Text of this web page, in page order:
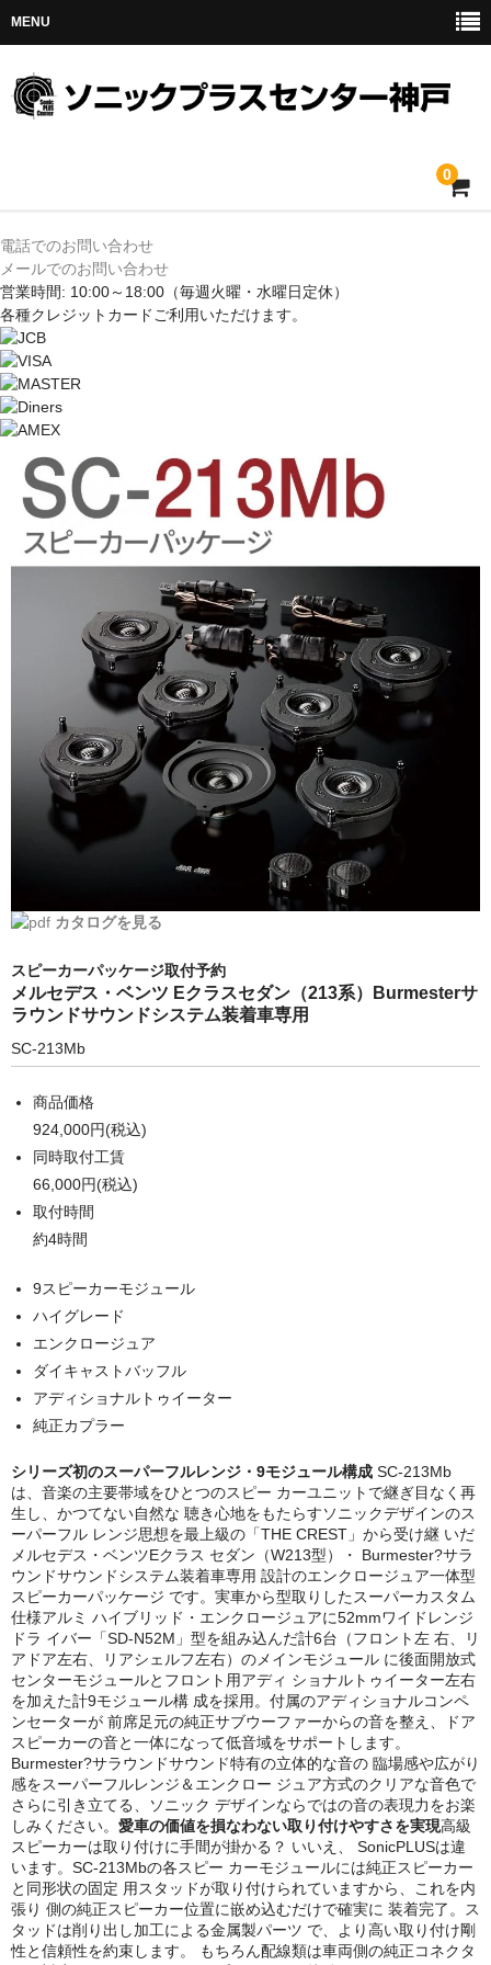
MENU
0
ホーム
メルセデス
BMW
MINI
アウディ
トヨタ
日産
スバル
お問い合わせ
電話でのお問い合わせ
メールでのお問い合わせ
営業時間: 10:00～18:00 （毎週火曜・水曜日定休）
各種クレジットカードご利用いただけます。
カタログを見る
スピーカーパッケージ取付予約
メルセデス・ベンツ Eクラスセダン（213系）Burmesterサ
ラウンドサウンドシステム装着車専用
SC-213Mb
商品価格
924,000円(税込)
同時取付工賃
66,000円(税込)
取付時間
約4時間
9スピーカーモジュール
ハイグレード
エンクロージュア
ダイキャストバッフル
アディショナルトゥイーター
純正カプラー
シリーズ初のスーパーフルレンジ・9モジュール構成 SC-213Mb
は、音楽の主要帯域をひとつのスピー カーユニットで継ぎ目なく再
生し、かつてない自然な 聴き心地をもたらすソニックデザインのス
ーパーフル レンジ思想を最上級の「THE CREST」から受け継 いだ
メルセデス・ベンツEクラス セダン（W213型）・ Burmester?サラ
ウンドサウンドシステム装着車専用 設計のエンクロージュア一体型
スピーカーパッケージ です。実車から型取りしたスーパーカスタム
仕様アルミ ハイブリッド・エンクロージュアに52mmワイドレンジ
ドラ イバー「SD-N52M」型を組み込んだ計6台（フロント左 右、リ
アドア左右、リアシェルフ左右）のメインモジュール に後面開放式
センターモジュールとフロント用アディ ショナルトゥイーター左右
を加えた計9モジュール構 成を採用。付属のアディショナルコンペ
ンセーターが 前席足元の純正サブウーファーからの音を整え、ドア
スピーカーの音と一体になって低音域をサポートします。
Burmester?サラウンドサウンド特有の立体的な音の 臨場感や広がり
感をスーパーフルレンジ＆エンクロー ジュア方式のクリアな音色で
さらに引き立てる、ソニック デザインならではの音の表現力をお楽
しみください。 愛車の価値を損なわない取り付けやすさを実現高級
スピーカーは取り付けに手間が掛かる？ いいえ、 SonicPLUSは違
います。SC-213Mbの各スピー カーモジュールには純正スピーカー
と同形状の固定 用スタッドが取り付けられていますから、これを内
張り 側の純正スピーカー位置に嵌め込むだけで確実に 装着完了。ス
タッドは削り出し加工による金属製パーツ で、より高い取り付け剛
性と信頼性を約束します。 もちろん配線類は車両側の純正コネクタ